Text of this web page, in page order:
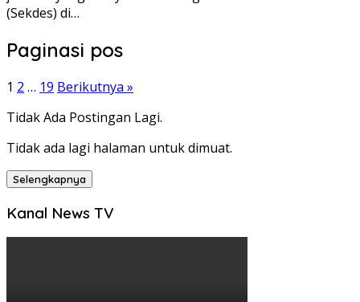
(Sekdes) di…
Paginasi pos
1 2 … 19 Berikutnya »
Tidak Ada Postingan Lagi.
Tidak ada lagi halaman untuk dimuat.
Selengkapnya
Kanal News TV